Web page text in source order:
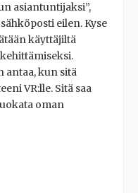
asiantuntijaksi”,
eilen. Kyse
käyttäjiltä
antaa, kun sitä
VR:lle. Sitä saa
oman